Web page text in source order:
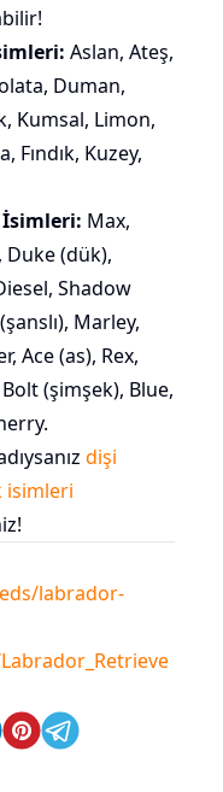
Aslan, Ateş,
Duman,
Kumsal, Limon,
Fındık, Kuzey,
Max,
Duke (dük),
Shadow
Marley,
Ace (as), Rex,
(şimşek), Blue,
dişi
isimleri
labrador-